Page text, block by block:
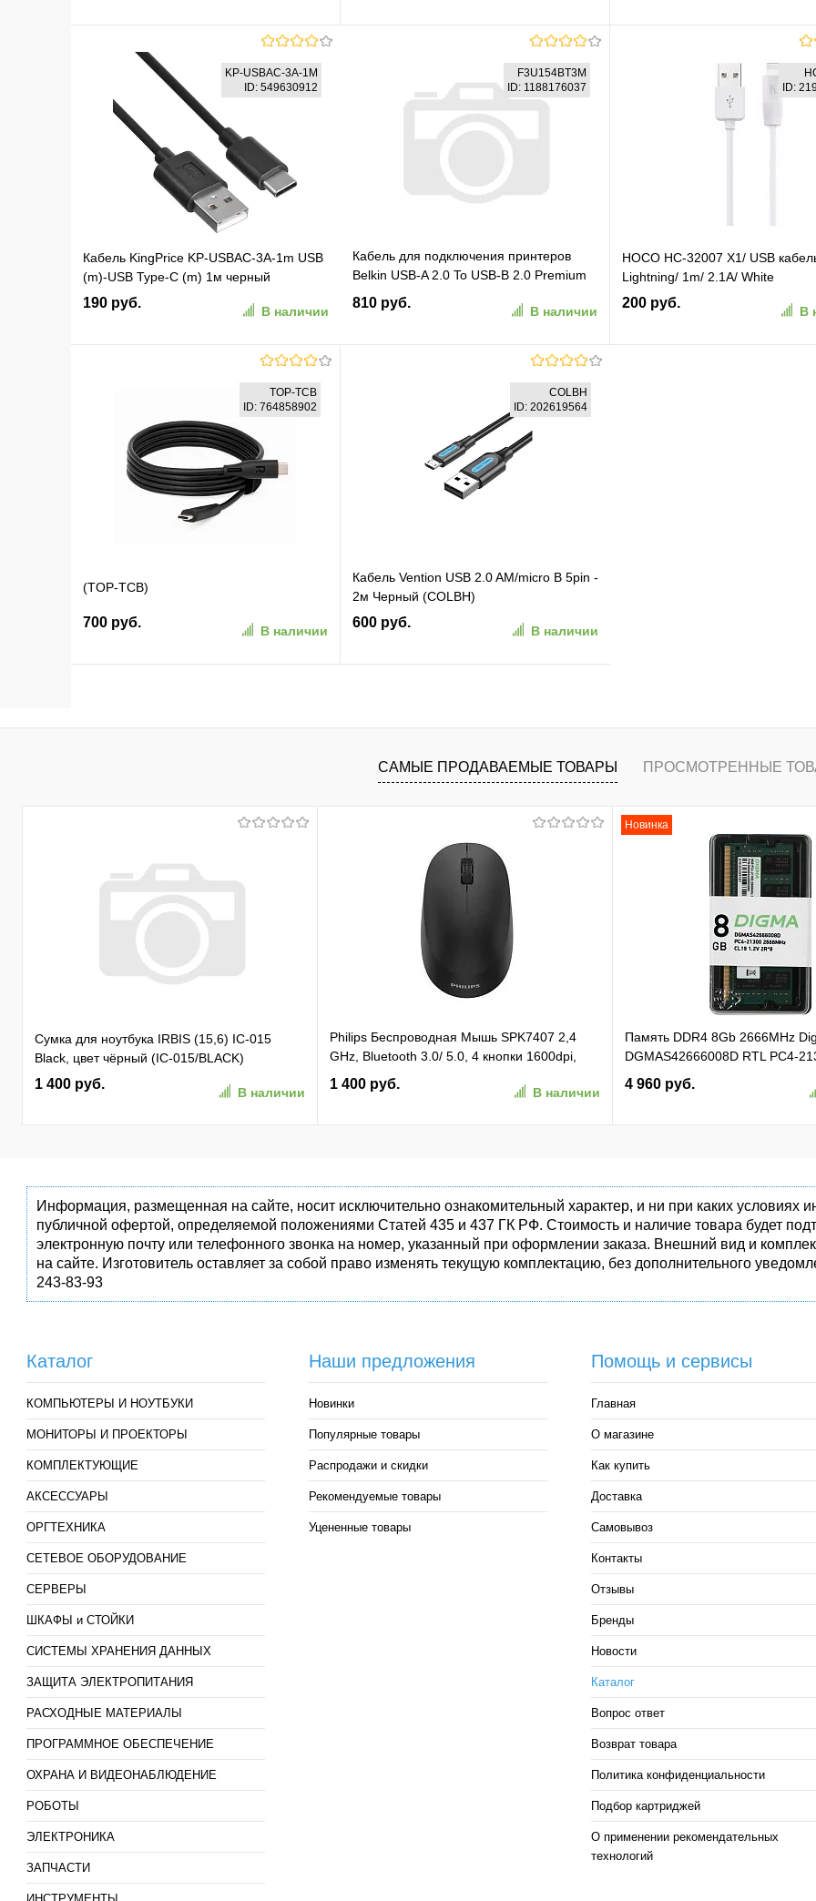
В корзину
В избранное К сравнению
В корзину
В избранное К сравнению
В корзину
К
KP-USBAC-3A-1M
ID: 549630912
Кабель KingPrice KP-USBAC-3A-1m USB
(m)-USB Type-C (m) 1м черный
190 руб.
В наличии
В избранное К сравнению
F3U154BT3M
ID: 1188176037
Кабель для подключения принтеров
Belkin USB-A 2.0 To USB-B 2.0 Premium
Printer Cable. Длина: 3м. Цвет: черный
(F3U154BT3M)
810 руб.
В наличии
В избранное К сравнению
ID:
HOCO HC-32007 X1/ USB
Lightning/ 1m/ 2.1A/ White
200 руб.
В
TOP-TCB
ID: 764858902
(TOP-TCB)
700 руб.
В наличии
COLBH
ID: 202619564
Кабель Vention USB 2.0 AM/micro B 5pin -
2м Черный (COLBH)
600 руб.
В наличии
В избранное К сравнению
САМЫЕ ПРОДАВАЕМЫЕ ТОВАРЫ ПРОСМОТРЕННЫЕ
Сумка для ноутбука IRBIS (15,6) IC-015
Black, цвет чёрный (IC-015/BLACK)
1 400 руб.
В наличии
Philips Беспроводная Мышь SPK7407 2,4
GHz, Bluetooth 3.0/ 5.0, 4 кнопки 1600dpi,
бесшумная Чёрный (SPK7407B/ 01)
(SPK7407B/01)
1 400 руб.
В наличии
Новинка
Память DDR4 8Gb 2666MHz
DGMAS42666008D RTL PC4-
SO-DIMM 260-pin 1.2В dual rank
4 960 руб.
Информация, размещенная на сайте, носит исключительно ознакомительный характер, и ни при каких
публичной офертой, определяемой положениями Статей 435 и 437 ГК РФ. Стоимость и наличие товара будет
электронную почту или телефонного звонка на номер, указанный при оформлении заказа. Внешний вид и
на сайте. Изготовитель оставляет за собой право изменять текущую комплектацию, без дополнительного
243-83-93
Каталог
КОМПЬЮТЕРЫ И НОУТБУКИ
МОНИТОРЫ И ПРОЕКТОРЫ
КОМПЛЕКТУЮЩИЕ
АКСЕССУАРЫ
ОРГТЕХНИКА
СЕТЕВОЕ ОБОРУДОВАНИЕ
СЕРВЕРЫ
ШКАФЫ и СТОЙКИ
СИСТЕМЫ ХРАНЕНИЯ ДАННЫХ
ЗАЩИТА ЭЛЕКТРОПИТАНИЯ
РАСХОДНЫЕ МАТЕРИАЛЫ
ПРОГРАММНОЕ ОБЕСПЕЧЕНИЕ
ОХРАНА И ВИДЕОНАБЛЮДЕНИЕ
РОБОТЫ
ЭЛЕКТРОНИКА
ЗАПЧАСТИ
Наши предложения
Новинки
Популярные товары
Распродажи и скидки
Рекомендуемые товары
Уцененные товары
Помощь и сервисы
Главная
О магазине
Как купить
Доставка
Самовывоз
Контакты
Отзывы
Бренды
Новости
Каталог
Вопрос ответ
Возврат товара
Политика конфиденциальности
Подбор картриджей
О применении рекомендательных
технологий